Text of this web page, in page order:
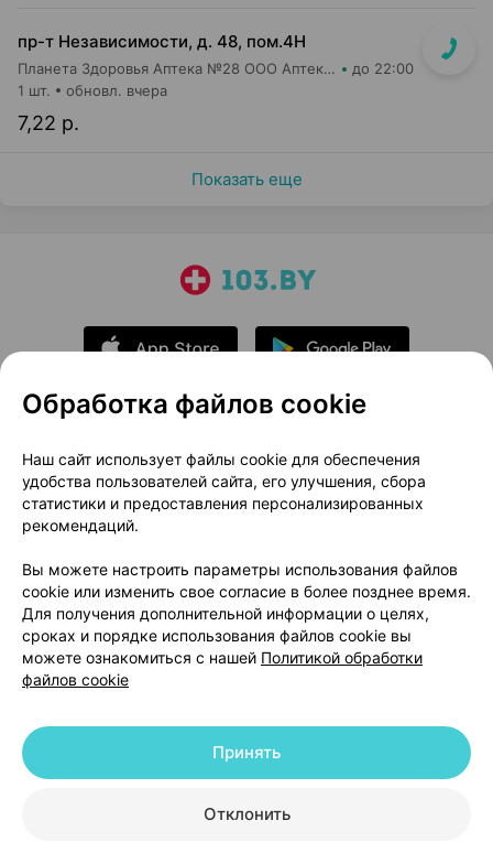
пр-т Независимости, д. 48, пом.4Н
Планета Здоровья Аптека №28 ООО Аптека №1 до 22:00
7,22 р.
1 шт. обновл. вчера
Показать еще
О проекте
Новости проекта
Размещение рекламы
Медицинский маркетинг
Публичный договор
Доставка
Способы оплаты
Вакансии
Партнеры
Написать руководителю 103.by
Написать в поддержку
Персональные настройки Cookie
© 2026 ООО «Артокс Лаб», УНП 191700409 | 220012, Республика Беларусь,
+375 291212755
Обработка файлов cookie
Наш сайт использует файлы cookie для обеспечения
удобства пользователей сайта, его улучшения, сбора
статистики и предоставления персонализированных
рекомендаций.
Вы можете настроить параметры использования файлов
cookie или изменить свое согласие в более позднее время.
Для получения дополнительной информации о целях,
сроках и порядке использования файлов cookie вы
можете ознакомиться с нашей Политикой обработки
файлов cookie
Отклонить
Принять